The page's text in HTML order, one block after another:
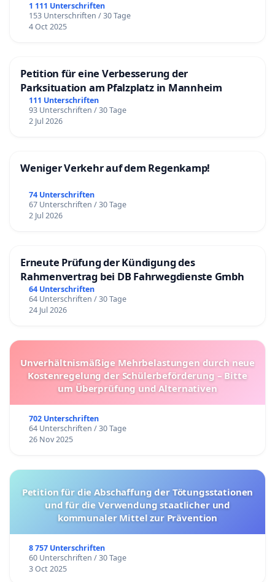
1 111 Unterschriften
153 Unterschriften / 30 Tage
4 Oct 2025
Petition für eine Verbesserung der
Parksituation am Pfalzplatz in Mannheim
111 Unterschriften
93 Unterschriften / 30 Tage
2 Jul 2026
Weniger Verkehr auf dem Regenkamp!
74 Unterschriften
67 Unterschriften / 30 Tage
2 Jul 2026
Erneute Prüfung der Kündigung des
Rahmenvertrag bei DB Fahrwegdienste Gmbh
64 Unterschriften
64 Unterschriften / 30 Tage
24 Jul 2026
Unverhältnismäßige Mehrbelastungen durch neue
Kostenregelung der Schülerbeförderung – Bitte
um Überprüfung und Alternativen
702 Unterschriften
64 Unterschriften / 30 Tage
26 Nov 2025
Petition für die Abschaffung der Tötungsstationen
und für die Verwendung staatlicher und
kommunaler Mittel zur Prävention
8 757 Unterschriften
60 Unterschriften / 30 Tage
3 Oct 2025